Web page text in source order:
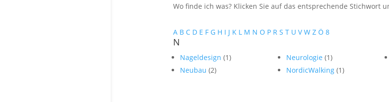
Wo finde ich was? Klicken Sie auf das entsprechende Stichwort
A B C D E F G H I J K L M N O P R S T U V W Z Ö 8
N
Nageldesign (1)
Neubau (2)
Neurologie(1)
NordicWalking(1)